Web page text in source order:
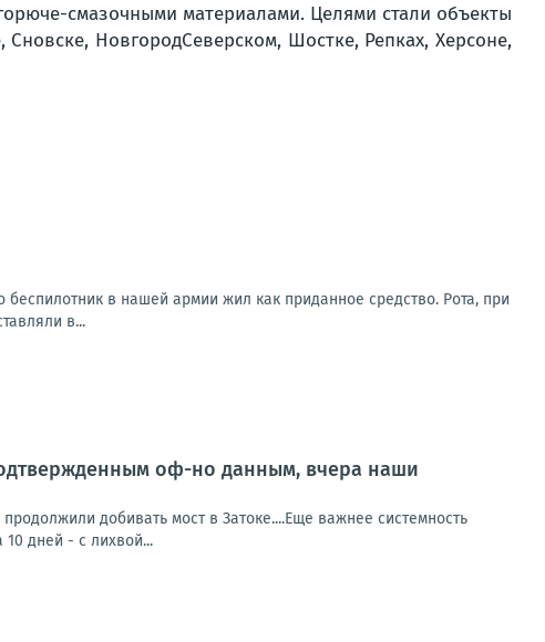
смазочными материалами. Целями стали объекты
НовгородСеверском, Шостке, Репках, Херсоне,
в нашей армии жил как приданное средство. Рота, при
в...
оф-но данным, вчера наши
добивать мост в Затоке....Еще важнее системность
дней - с лихвой...